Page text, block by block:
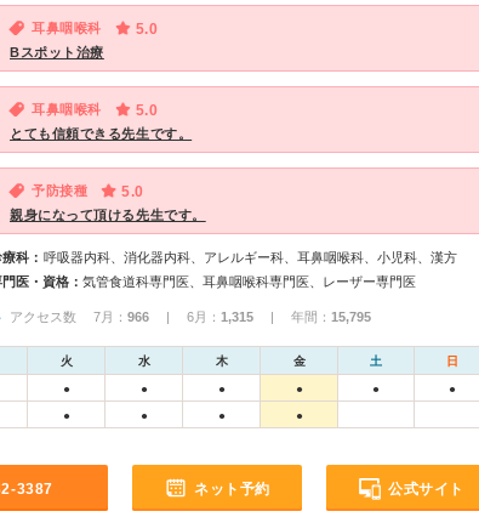
耳鼻咽喉科 5.0
Bスポット治療
耳鼻咽喉科 5.0
とても信頼できる先生です。
予防接種 5.0
親身になって頂ける先生です。
科： 呼吸器内科、消化器内科、アレルギー科、耳鼻咽喉科、小児科、漢方
医・資格： 気管食道科専門医、耳鼻咽喉科専門医、レーザー専門医
アクセス数 7月： 966 | 6月： 1,315 | 年間： 15,795
火 水 木 金 土 日
● ● ● ● ● ●
● ● ● ●
3387 ネット予約 公式サイト